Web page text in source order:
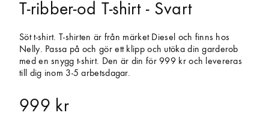
T-ribber-od T-shirt - Svart
Söt t-shirt. T-shirten är från märket Diesel och finns hos
Nelly. Passa på och gör ett klipp och utöka din garderob
med en snygg t-shirt. Den är din för 999 kr och levereras
till dig inom 3-5 arbetsdagar.
999 kr